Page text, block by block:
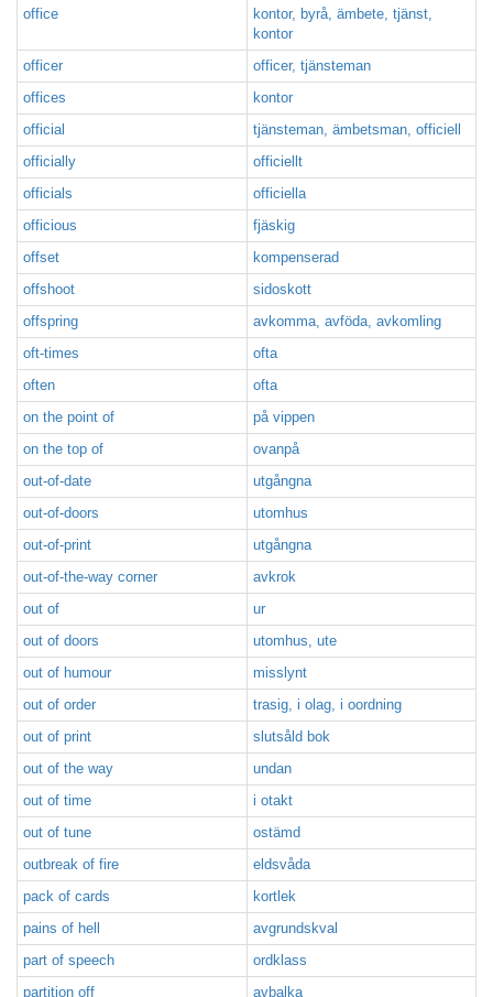
office
kontor, byrå, ämbete, tjänst,
kontor
officer
officer, tjänsteman
offices
kontor
official
tjänsteman, ämbetsman, officiell
officially
officiellt
officials
officiella
officious
fjäskig
offset
kompenserad
offshoot
sidoskott
offspring
avkomma, avföda, avkomling
oft-times
ofta
often
ofta
on the point of
på vippen
on the top of
ovanpå
out-of-date
utgångna
out-of-doors
utomhus
out-of-print
utgångna
out-of-the-way corner
avkrok
out of
ur
out of doors
utomhus, ute
out of humour
misslynt
out of order
trasig, i olag, i oordning
out of print
slutsåld bok
out of the way
undan
out of time
i otakt
out of tune
ostämd
outbreak of fire
eldsvåda
pack of cards
kortlek
pains of hell
avgrundskval
part of speech
ordklass
partition off
avbalka